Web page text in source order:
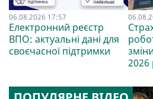
06.08.2026 17:57
Електронний реєстр
ВПО: актуальні дані для
своєчасної підтримки
2026